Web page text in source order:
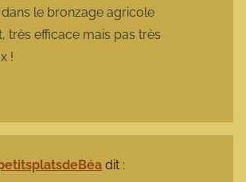
dans le bronzage agricole
très efficace mais pas très
!
dit :